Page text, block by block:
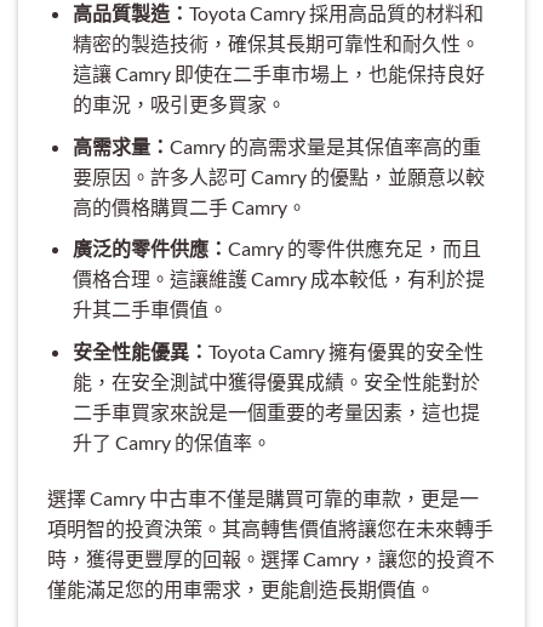
高品質製造： Toyota Camry 採用高品質的材料和
精密的製造技術，確保其長期可靠性和耐久性。
這讓 Camry 即使在二手車市場上，也能保持良好
的車況，吸引更多買家。
高需求量： Camry 的高需求量是其保值率高的重
要原因。許多人認可 Camry 的優點，並願意以較
高的價格購買二手 Camry。
廣泛的零件供應： Camry 的零件供應充足，而且
價格合理。這讓維護 Camry 成本較低，有利於提
升其二手車價值。
安全性能優異： Toyota Camry 擁有優異的安全性
能，在安全測試中獲得優異成績。安全性能對於
二手車買家來說是一個重要的考量因素，這也提
升了 Camry 的保值率。
選擇 Camry 中古車不僅是購買可靠的車款，更是一
項明智的投資決策。其高轉售價值將讓您在未來轉手
時，獲得更豐厚的回報。選擇 Camry，讓您的投資不
僅能滿足您的用車需求，更能創造長期價值。